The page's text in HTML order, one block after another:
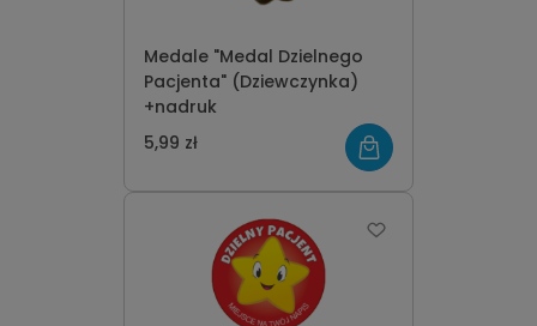
Medale "Medal Dzielnego
Pacjenta" (Dziewczynka)
+nadruk
5,99 zł